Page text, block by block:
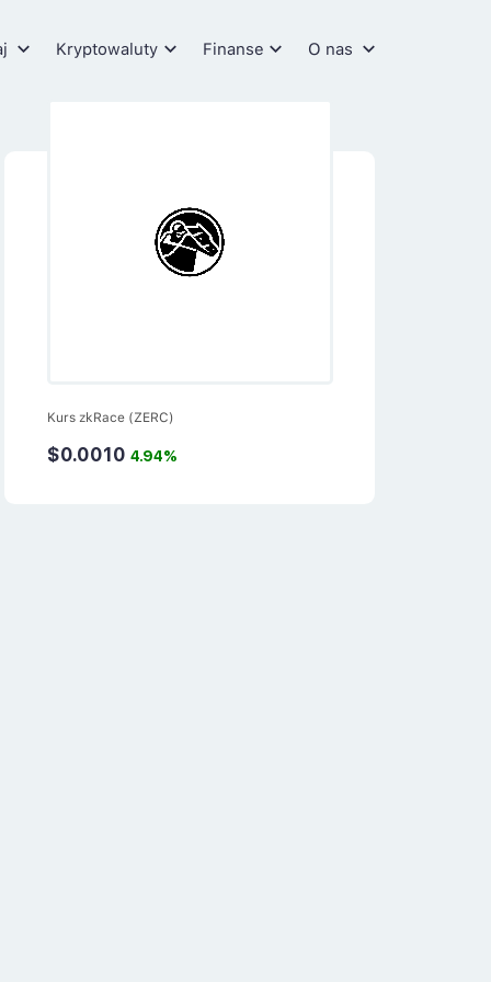
Kryptowaluty Finanse O nas
Kurs zkRace (ZERC)
$0.0010 4.94%